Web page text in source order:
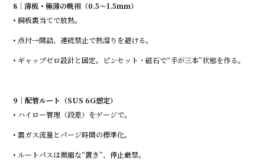
8｜薄板・極薄の戦術（0.5〜1.5mm）
• 銅板裏当てで放熱。
• 点付→間詰、連続禁止で熱溜りを避ける。
• ギャップゼロ設計と固定。ピンセット・磁石で“手が三本”状態を作る。
9｜配管ルート（SUS 6G想定）
• ハイロー管理（段差）をゲージで。
• 裏ガス流量とパージ時間の標準化。
• ルートパスは微細な“置き”、停止厳禁。